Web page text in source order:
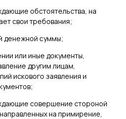
обстоятельства, на
свои требования;
денежной суммы;
или иные документы,
другим лицам,
искового заявления и
совершение стороной
на примирение,